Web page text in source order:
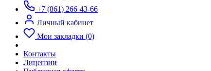
+7 (861) 266-43-66
Личный кабинет
Мои закладки (0)
Контакты
Лицензии